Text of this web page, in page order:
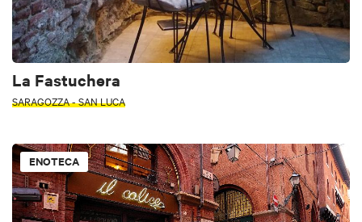
La Fastuchera
SARAGOZZA - SAN LUCA
ENOTECA